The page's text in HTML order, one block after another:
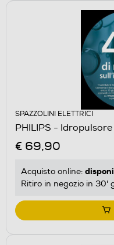
SPAZZOLINI ELETTRICI
PHILIPS -
€ 69,90
Acquisto online:
Ritiro in negozio in 30'